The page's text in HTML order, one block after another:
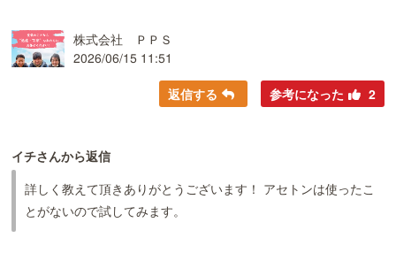
株式会社 ＰＰＳ
2026/06/15 11:51
返信する 参考になった 2
イチさんから返信
詳しく教えて頂きありがとうございます！ アセトンは使ったこ
とがないので試してみます。